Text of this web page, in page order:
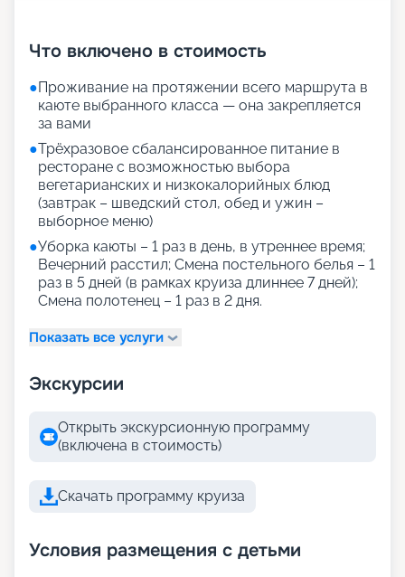
Что включено в стоимость
●Проживание на протяжении всего маршрута в
каюте выбранного класса — она закрепляется
за вами
●Трёхразовое сбалансированное питание в
ресторане с возможностью выбора
вегетарианских и низкокалорийных блюд
(завтрак – шведский стол, обед и ужин –
выборное меню)
●Уборка каюты – 1 раз в день, в утреннее время;
Вечерний расстил; Смена постельного белья – 1
раз в 5 дней (в рамках круиза длиннее 7 дней);
Смена полотенец – 1 раз в 2 дня.
Показать все услуги
Экскурсии
Открыть экскурсионную программу
(включена в стоимость)
Скачать программу круиза
Условия размещения с детьми